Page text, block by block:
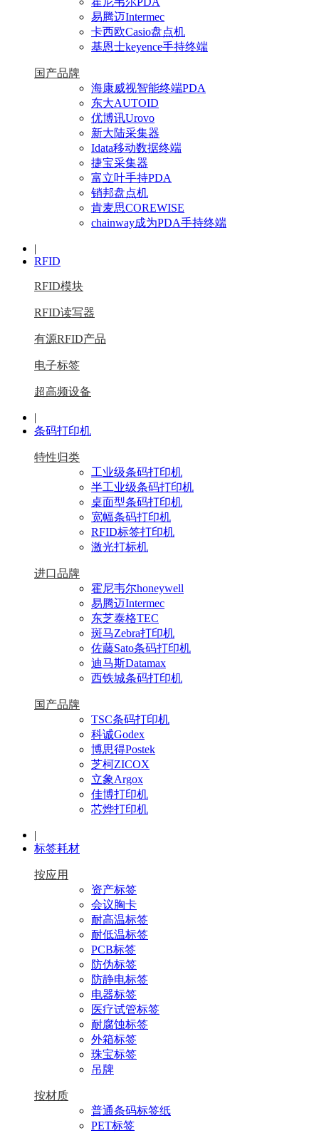
易腾迈Intermec
卡西欧Casio盘点机
基恩士keyence手持终端
国产品牌
海康威视智能终端PDA
东大AUTOID
优博讯Urovo
新大陆采集器
Idata移动数据终端
捷宝采集器
富立叶手持PDA
销邦盘点机
肯麦思COREWISE
chainway成为PDA手持终端
|
RFID
RFID模块
RFID读写器
有源RFID产品
电子标签
超高频设备
|
条码打印机
特性归类
工业级条码打印机
半工业级条码打印机
桌面型条码打印机
宽幅条码打印机
RFID标签打印机
激光打标机
进口品牌
霍尼韦尔honeywell
易腾迈Intermec
东芝泰格TEC
斑马Zebra打印机
佐藤Sato条码打印机
迪马斯Datamax
西铁城条码打印机
国产品牌
TSC条码打印机
科诚Godex
博思得Postek
芝柯ZICOX
立象Argox
佳博打印机
芯烨打印机
|
标签耗材
按应用
资产标签
会议胸卡
耐高温标签
耐低温标签
PCB标签
防伪标签
防静电标签
电器标签
医疗试管标签
耐腐蚀标签
外箱标签
珠宝标签
吊牌
按材质
普通条码标签纸
PET标签